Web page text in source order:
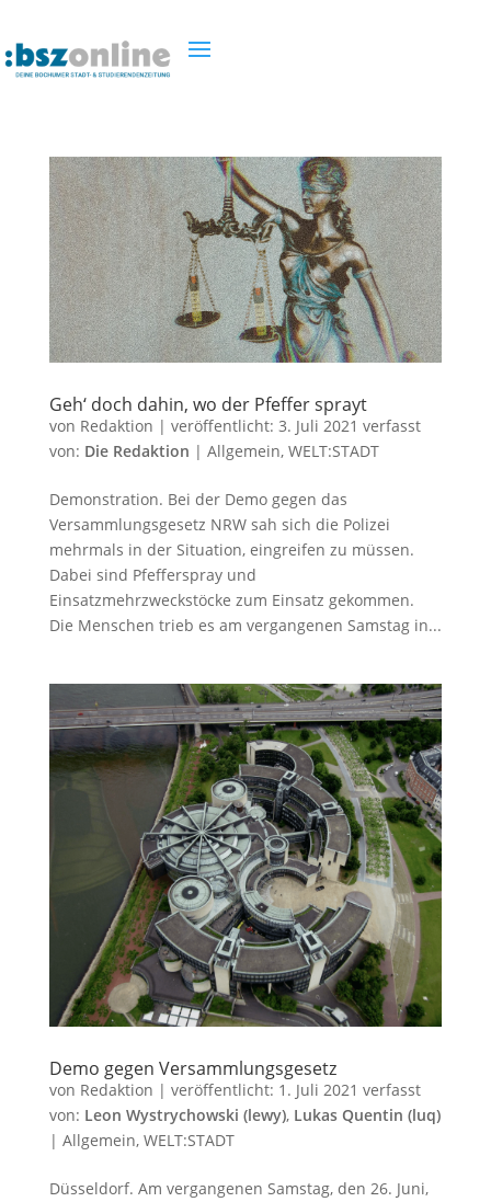
Geh‘ doch dahin, wo der Pfeffer sprayt
von Redaktion | veröffentlicht: 3. Juli 2021 verfasst
von: Die Redaktion | Allgemein, WELT:STADT
Demonstration. Bei der Demo gegen das
Versammlungsgesetz NRW sah sich die Polizei
mehrmals in der Situation, eingreifen zu müssen.
Dabei sind Pfefferspray und
Einsatzmehrzweckstöcke zum Einsatz gekommen.
Die Menschen trieb es am vergangenen Samstag in...
Demo gegen Versammlungsgesetz
von Redaktion | veröffentlicht: 1. Juli 2021 verfasst
von: Leon Wystrychowski (lewy), Lukas Quentin (luq)
| Allgemein, WELT:STADT
Düsseldorf. Am vergangenen Samstag, den 26. Juni,